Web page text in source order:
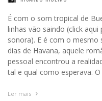
É com o som tropical de
linhas vão saindo (click
sonora). E é com o
dias de Havana, aquele
pessoal encontrou a
tal e qual como esperava.
Ler mais